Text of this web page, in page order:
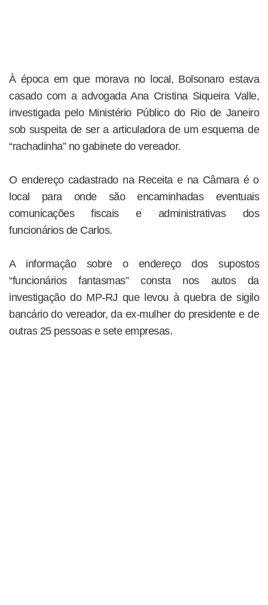
À época em que morava no local, Bolsonaro estava
casado com a advogada Ana Cristina Siqueira Valle,
investigada pelo Ministério Público do Rio de Janeiro
sob suspeita de ser a articuladora de um esquema de
“rachadinha” no gabinete do vereador.
O endereço cadastrado na Receita e na Câmara é o
local para onde são encaminhadas eventuais
comunicações fiscais e administrativas dos
funcionários de Carlos.
A informação sobre o endereço dos supostos
“funcionários fantasmas” consta nos autos da
investigação do MP-RJ que levou à quebra de sigilo
bancário do vereador, da ex-mulher do presidente e de
outras 25 pessoas e sete empresas.